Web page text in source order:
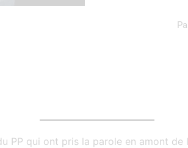
PP qui ont pris la parole en amont